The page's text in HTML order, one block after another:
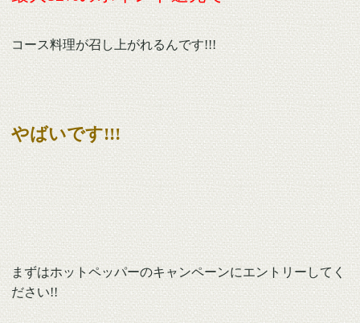
コース料理が召し上がれるんです!!!
やばいです!!!
まずはホットペッパーのキャンペーンにエントリーしてく
ださい!!